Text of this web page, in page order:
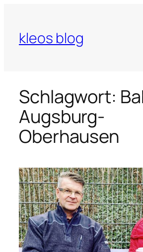
springen
kleos blog
Schlagwort:
Augsburg-
Oberhausen